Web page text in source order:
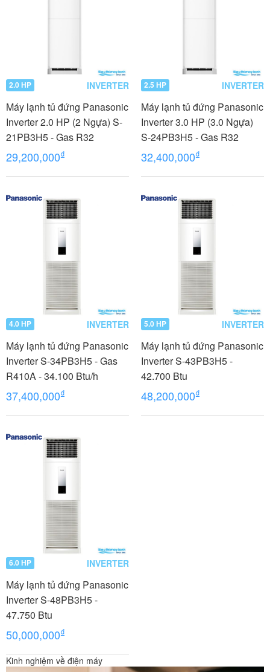
2.0 HP INVERTER
Máy lạnh tủ đứng Panasonic
Inverter 2.0 HP (2 Ngựa) S-
21PB3H5 - Gas R32
29,200,000₫
2.5 HP INVERTER
Máy lạnh tủ đứng Panasonic
Inverter 3.0 HP (3.0 Ngựa)
S-24PB3H5 - Gas R32
32,400,000₫
4.0 HP INVERTER
Máy lạnh tủ đứng Panasonic
Inverter S-34PB3H5 - Gas
R410A - 34.100 Btu/h
37,400,000₫
5.0 HP INVERTER
Máy lạnh tủ đứng Panasonic
Inverter S-43PB3H5 -
42.700 Btu
48,200,000₫
6.0 HP INVERTER
Máy lạnh tủ đứng Panasonic
Inverter S-48PB3H5 -
47.750 Btu
50,000,000₫
Kinh nghiệm về điện máy